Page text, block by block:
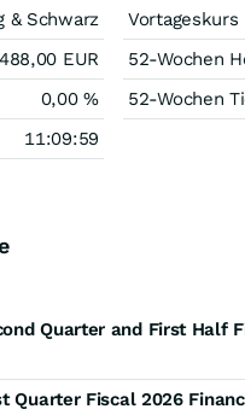
& Schwarz
488,00 EUR
0,00%
11:09:59
Vortageskurs
52-Wochen
52-Wochen
Quarter and First Half
Quarter Fiscal 2026